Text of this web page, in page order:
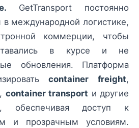
GetTransport постоянно
международной логистике,
коммерции, чтобы
в курсе и не
обновления. Платформа
container freight,
, container transport и другие
обеспечивая доступ к
и прозрачным условиям.